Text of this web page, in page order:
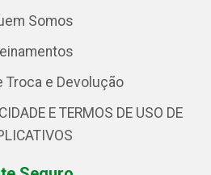
Somos
Troca e Devolução
E TERMOS DE USO DE